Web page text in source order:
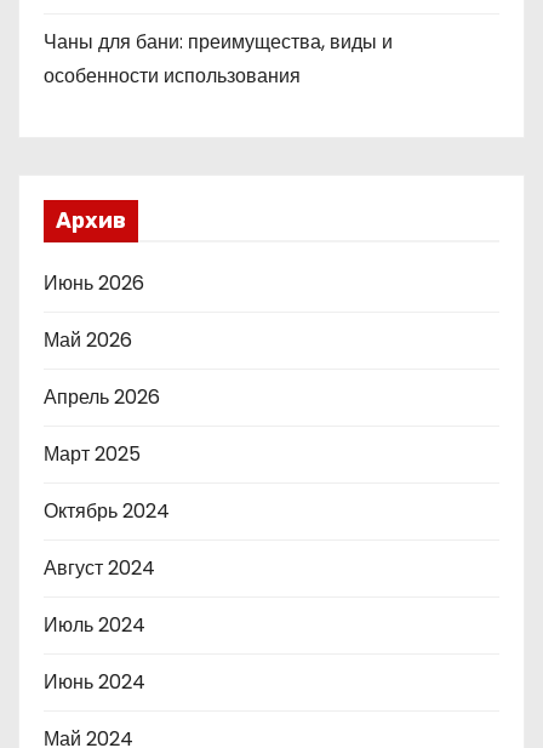
Чаны для бани: преимущества, виды и
особенности использования
Архив
Июнь 2026
Май 2026
Апрель 2026
Март 2025
Октябрь 2024
Август 2024
Июль 2024
Июнь 2024
Май 2024